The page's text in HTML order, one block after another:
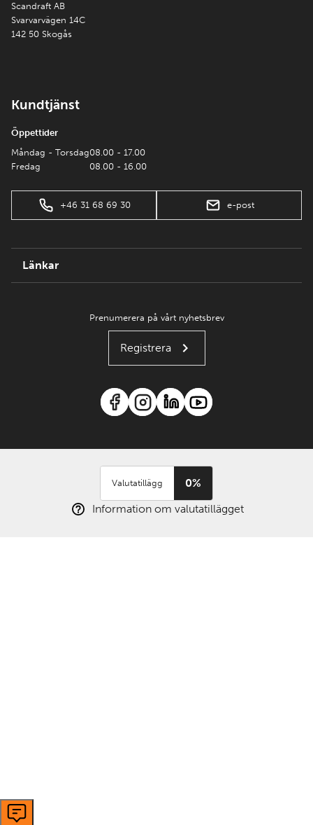
Scandraft AB
Svarvarvägen 14C
142 50 Skogås
Kundtjänst
Öppettider
Måndag - Torsdag
Fredag
08.00 - 17.00
08.00 - 16.00
+46 31 68 69 30 e-post
Länkar
Prenumerera på vårt nyhetsbrev
Registrera
Valutatillägg
0%
Information om valutatillägget